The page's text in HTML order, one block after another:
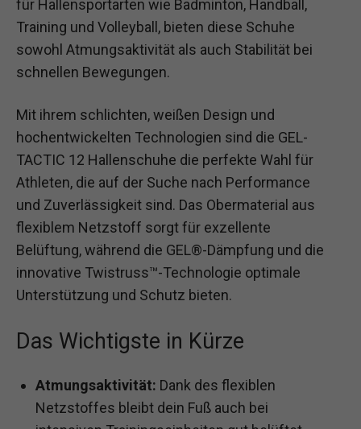
für Hallensportarten wie Badminton, Handball,
Training und Volleyball, bieten diese Schuhe
sowohl Atmungsaktivität als auch Stabilität bei
schnellen Bewegungen.
Mit ihrem schlichten, weißen Design und
hochentwickelten Technologien sind die GEL-
TACTIC 12 Hallenschuhe die perfekte Wahl für
Athleten, die auf der Suche nach Performance
und Zuverlässigkeit sind. Das Obermaterial aus
flexiblem Netzstoff sorgt für exzellente
Belüftung, während die GEL®-Dämpfung und die
innovative Twistruss™-Technologie optimale
Unterstützung und Schutz bieten.
Das Wichtigste in Kürze
Atmungsaktivität: Dank des flexiblen
Netzstoffes bleibt dein Fuß auch bei